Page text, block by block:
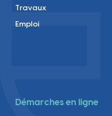
Travaux
Emploi
Démarches en ligne